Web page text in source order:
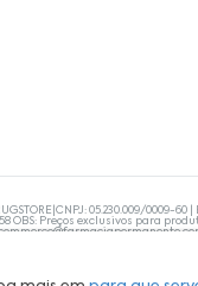
05.230.009/0009-60 |
OBS: Preços exclusivos para
da área médica.
deve ser consultado. A
A privacidade e a
em nosso estoque.